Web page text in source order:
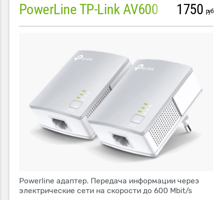
PowerLine TP-Link AV600 1750 руб
Powerline адаптер. Передача информации через
электрические сети на скорости до 600 Mbit/s